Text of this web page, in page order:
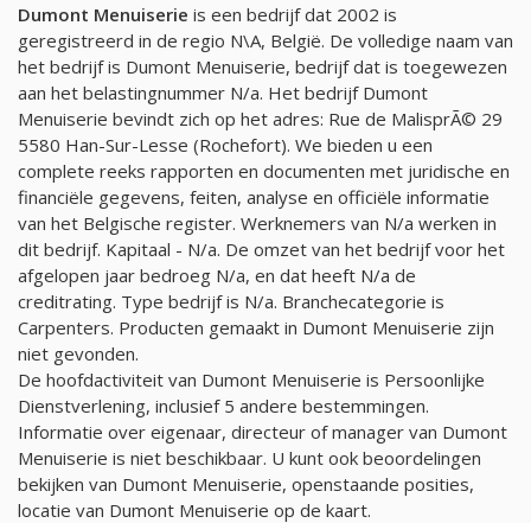
Dumont Menuiserie is een bedrijf dat 2002 is
geregistreerd in de regio N\A, België. De volledige naam van
het bedrijf is Dumont Menuiserie, bedrijf dat is toegewezen
aan het belastingnummer N/a. Het bedrijf Dumont
Menuiserie bevindt zich op het adres: Rue de MalisprÃ© 29
5580 Han-Sur-Lesse (Rochefort). We bieden u een
complete reeks rapporten en documenten met juridische en
financiële gegevens, feiten, analyse en officiële informatie
van het Belgische register. Werknemers van N/a werken in
dit bedrijf. Kapitaal - N/a. De omzet van het bedrijf voor het
afgelopen jaar bedroeg N/a, en dat heeft N/a de
creditrating. Type bedrijf is N/a. Branchecategorie is
Carpenters. Producten gemaakt in Dumont Menuiserie zijn
niet gevonden.
De hoofdactiviteit van Dumont Menuiserie is Persoonlijke
Dienstverlening, inclusief 5 andere bestemmingen.
Informatie over eigenaar, directeur of manager van Dumont
Menuiserie is niet beschikbaar. U kunt ook beoordelingen
bekijken van Dumont Menuiserie, openstaande posities,
locatie van Dumont Menuiserie op de kaart.